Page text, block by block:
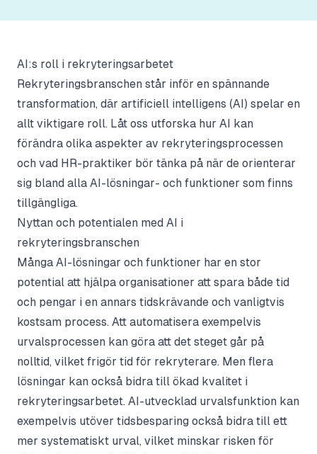
AI:s roll i rekryteringsarbetet
Rekryteringsbranschen står inför en spännande
transformation, där artificiell intelligens (AI) spelar en
allt viktigare roll. Låt oss utforska hur AI kan
förändra olika aspekter av rekryteringsprocessen
och vad HR-praktiker bör tänka på när de orienterar
sig bland alla AI-lösningar- och funktioner som finns
tillgängliga.
Nyttan och potentialen med AI i
rekryteringsbranschen
Många AI-lösningar och funktioner har en stor
potential att hjälpa organisationer att spara både tid
och pengar i en annars tidskrävande och vanligtvis
kostsam process. Att automatisera exempelvis
urvalsprocessen kan göra att det steget går på
nolltid, vilket frigör tid för rekryterare. Men flera
lösningar kan också bidra till ökad kvalitet i
rekryteringsarbetet. AI-utvecklad urvalsfunktion kan
exempelvis utöver tidsbesparing också bidra till ett
mer systematiskt urval, vilket minskar risken för